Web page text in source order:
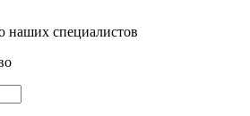
наших специалистов